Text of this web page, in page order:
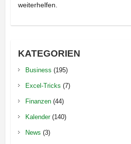
weiterhelfen.
KATEGORIEN
Business (195)
Excel-Tricks (7)
Finanzen(44)
Kalender(140)
News (3)